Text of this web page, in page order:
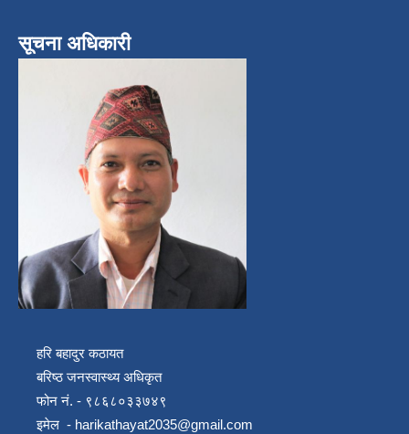
सूचना अधिकारी
हरि बहादुर कठायत
बरिष्ठ जनस्वास्थ्य अधिकृत
फोन नं. - ९८६८०३३७४९
इमेल - harikathayat2035@gmail.com